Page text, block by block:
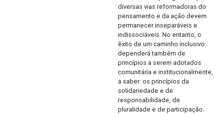
diversas vias reformadoras do
pensamento e da ação devem
permanecer inseparáveis e
indissociáveis. No entanto, o
êxito de um caminho inclusivo
dependerá também de
princípios a serem adotados
comunitária e institucionalmente,
a saber: os princípios da
solidariedade e de
responsabilidade, de
pluralidade e de participação.